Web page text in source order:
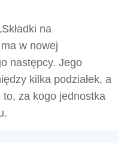
na
w nowej
następcy. Jego
kilka podziałek, a
to, za kogo jednostka